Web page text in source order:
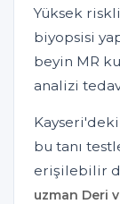
Yüksek
biyopsisi
beyin MR
analizi
bu tanı
erişilebilir
uzman Deri